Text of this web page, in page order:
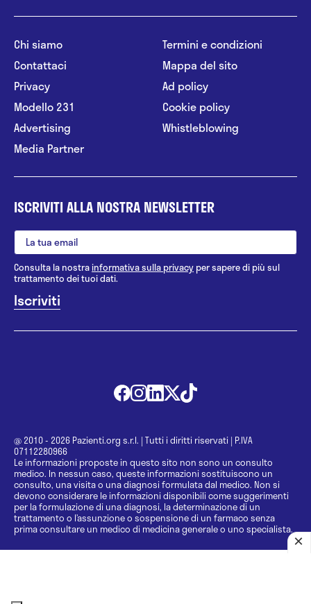
Chi siamo
Contattaci
Privacy
Modello 231
Advertising
Media Partner
Termini e condizioni
Mappa del sito
Ad policy
Cookie policy
Whistleblowing
ISCRIVITI ALLA NOSTRA NEWSLETTER
Consulta la nostrainformativa sulla privacy per sapere di più sul
trattamento dei tuoi dati.
@ 2010 - 2026 Pazienti.org s.r.l. | Tutti i diritti riservati | P.IVA
07112280966
Le informazioni proposte in questo sito non sono un consulto
medico. In nessun caso, queste informazioni sostituiscono un
consulto, una visita o una diagnosi formulata dal medico. Non si
devono considerare le informazioni disponibili come suggerimenti
per la formulazione di una diagnosi, la determinazione di un
trattamento o l’assunzione o sospensione di un farmaco senza
prima consultare un medico di medicina generale o uno specialista.